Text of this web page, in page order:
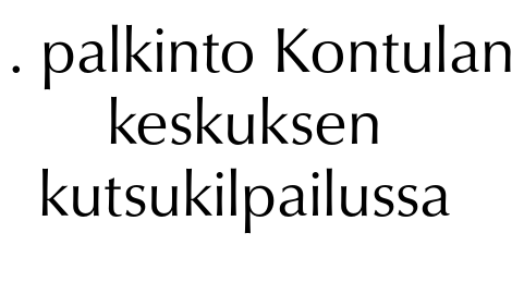
palkinto Kontulan
keskuksen
kutsukilpailussa